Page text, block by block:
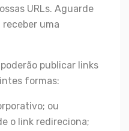
URLs. Aguarde
receber uma
publicar links
formas:
ou
o link redireciona;